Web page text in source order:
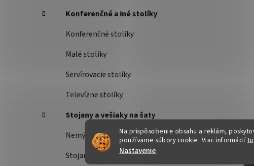
Na prispôsobenie obsahu a reklám,
používame súbory cookie. Viac informáciítu
Nastavenie
Konferenčné a iné stolíky
Konferenčné stolíky
Malé stolíky
Servírovacie stolíky
Televízne stolíky
Stojany a vešiaky na šaty
Nemý sluha
Stojany na šaty